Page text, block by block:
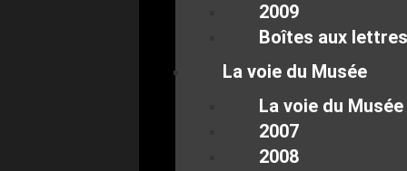
2009
Boîtes aux lettres
La voie du Musée
La voie du Musée
2007
2008